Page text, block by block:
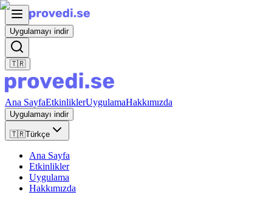
Uygulamayı indir
🇹🇷
Ana SayfaEtkinliklerUygulamaHakkımızda
Uygulamayı indir
🇹🇷Türkçe
Ana Sayfa
Etkinlikler
Uygulama
Hakkımızda